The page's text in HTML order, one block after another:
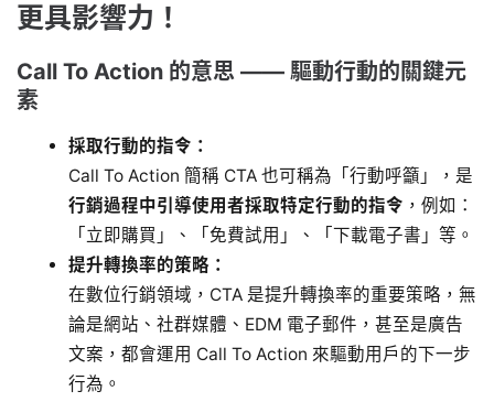
更具影響力！
Call To Action 的意思 —— 驅動行動的關鍵元
素
採取行動的指令：
Call To Action 簡稱 CTA 也可稱為「行動呼籲」，是
行銷過程中引導使用者採取特定行動的指令 ，例如：
「立即購買」、「免費試用」、「下載電子書」等。
提升轉換率的策略：
在數位行銷領域，CTA 是提升轉換率的重要策略，無
論是網站、社群媒體、EDM 電子郵件，甚至是廣告
文案，都會運用 Call To Action 來驅動用戶的下一步
行為。